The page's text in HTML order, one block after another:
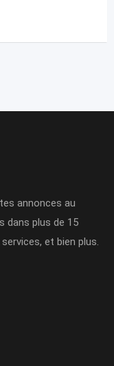
annonces au
dans plus de 15
et bien plus.